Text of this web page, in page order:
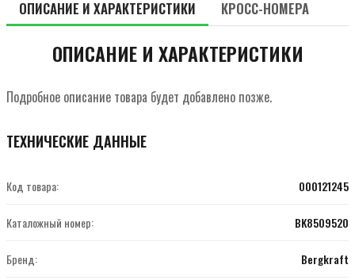
ОПИСАНИЕ И ХАРАКТЕРИСТИКИ КРОСС-НОМЕРА
ОПИСАНИЕ И ХАРАКТЕРИСТИКИ
Подробное описание товара будет добавлено позже.
ТЕХНИЧЕСКИЕ ДАННЫЕ
Код товара: 000121245
Каталожный номер: BK8509520
Бренд: Bergkraft